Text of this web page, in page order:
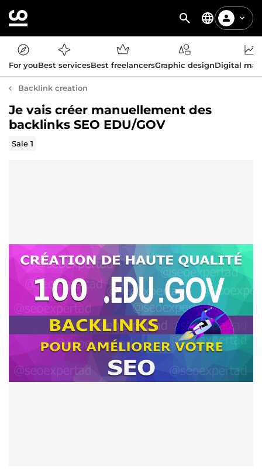
For youBest servicesBest freelancersGraphic designDigital
Backlink creation
Je vais créer manuellement des
backlinks SEO EDU/GOV
Sale1